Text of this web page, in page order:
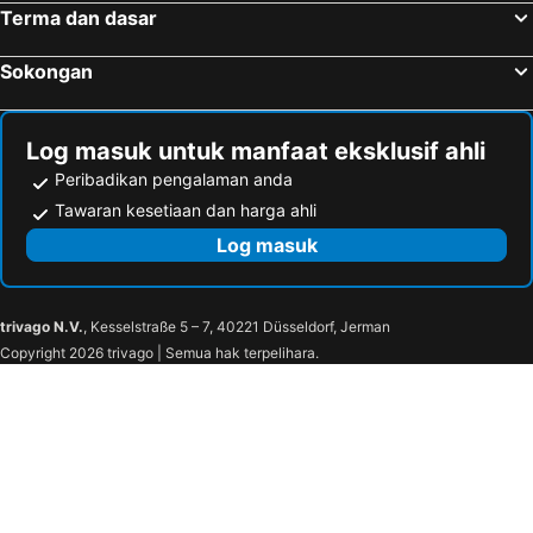
Terma dan dasar
Sokongan
Log masuk untuk manfaat eksklusif ahli
Peribadikan pengalaman anda
Tawaran kesetiaan dan harga ahli
Log masuk
trivago N.V., Kesselstraße 5 – 7, 40221 Düsseldorf, Jerman
Copyright 2026 trivago | Semua hak terpelihara.